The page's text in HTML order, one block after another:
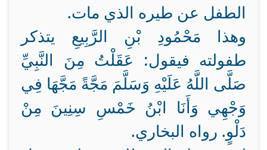
الطفل عن طيره الذي مات.
وهذا مَحْمُودِ بْنِ الرَّبِيعِ يتذكر
طفولته فيقول: عَقَلْتُ مِنَ النَّبِيِّ
صَلَّى اللَّهُ عَلَيْهِ وَسَلَّمَ مَجَّةً مَجَّهَا فِي
وَجْهِي وَأَنَا ابْنُ خَمْسِ سِنِينَ مِنْ
دَلْوٍ. رواه البخاري.